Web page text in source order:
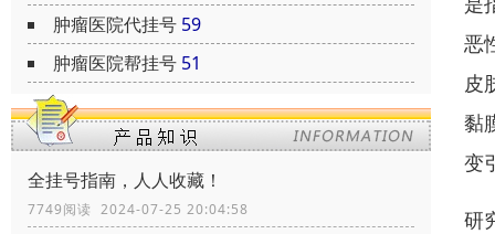
肿瘤医院代挂号 59
肿瘤医院帮挂号 51
全挂号指南，人人收藏！
7749阅读 2024-07-25 20:04:58
恶
皮
黏
变
研